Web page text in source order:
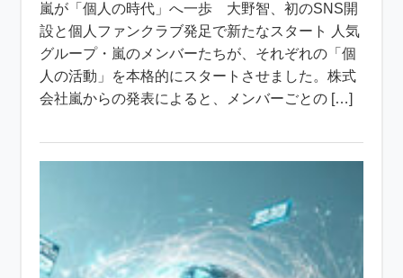
嵐が「個人の時代」へ一歩 大野智、初のSNS開
設と個人ファンクラブ発足で新たなスタート 人気
グループ・嵐のメンバーたちが、それぞれの「個
人の活動」を本格的にスタートさせました。株式
会社嵐からの発表によると、メンバーごとの […]